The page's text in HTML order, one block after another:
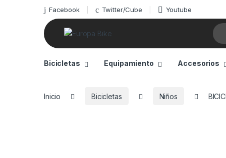
Facebook Twitter/Cube Youtube
Bicicletas Equipamiento Accesorios
Inicio Bicicletas Niños